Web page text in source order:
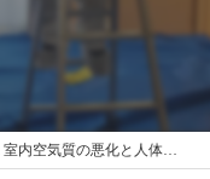
空気質の悪化と人体への影響